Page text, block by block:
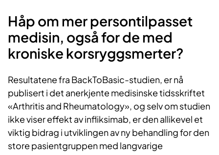
Håp om mer persontilpasset
medisin, også for de med
kroniske korsryggsmerter?
Resultatene fra BackToBasic-studien, er nå
publisert i det anerkjente medisinske tidsskriftet
«Arthritis and Rheumatology», og selv om studien
ikke viser effekt av infliksimab, er den allikevel et
viktig bidrag i utviklingen av ny behandling for den
store pasientgruppen med langvarige